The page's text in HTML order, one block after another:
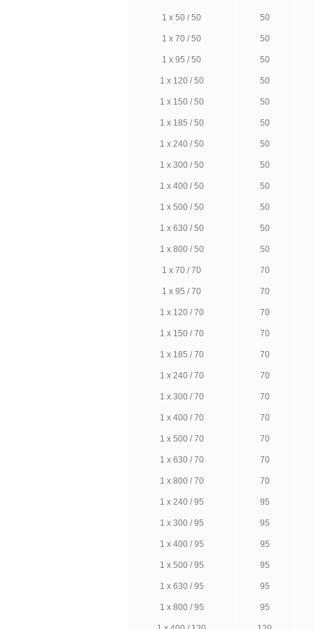
1 х 50 / 50 50
1 х 70 / 50 50
1 х 95 / 50 50
1 х 120 / 50 50
1 х 150 / 50 50
1 х 185 / 50 50
1 х 240 / 50 50
1 х 300 / 50 50
1 х 400 / 50 50
1 х 500 / 50 50
1 х 630 / 50 50
1 х 800 / 50 50
1 х 70 / 70 70
1 х 95 / 70 70
1 х 120 / 70 70
1 х 150 / 70 70
1 х 185 / 70 70
1 х 240 / 70 70
1 х 300 / 70 70
1 х 400 / 70 70
1 х 500 / 70 70
1 х 630 / 70 70
1 х 800 / 70 70
1 х 240 / 95 95
1 х 300 / 95 95
1 х 400 / 95 95
1 х 500 / 95 95
1 х 630 / 95 95
1 х 800 / 95 95